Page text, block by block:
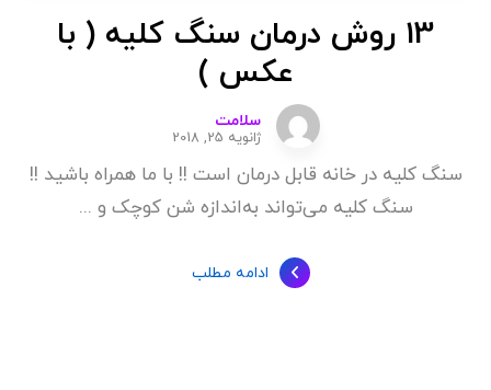
13 روش درمان سنگ کلیه ( با
عکس )
سلامت
ژانویه 25, 2018
سنگ کلیه در خانه قابل درمان است !! با ما همراه باشید !!
سنگ کلیه می‌تواند به‌اندازه شن کوچک و ...
ادامه مطلب